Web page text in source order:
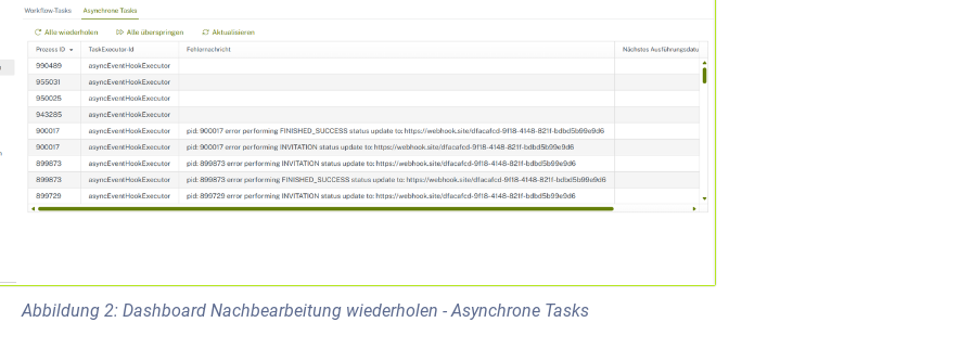
Abbildung 2: Dashboard Nachbearbeitung wiederholen - Asynchrone Tasks